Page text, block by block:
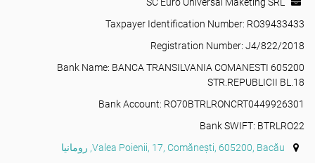
Taxpayer Identification Number: RO39433433
Registration Number: J4/822/2018
Bank Name: BANCA TRANSILVANIA COMANESTI 605200
STR.REPUBLICII BL.18
Bank Account: RO70BTRLRONCRT0449926301
Bank SWIFT: BTRLRO22
Valea Poienii, 17, Comănești, 605200, Bacău, رومانيا